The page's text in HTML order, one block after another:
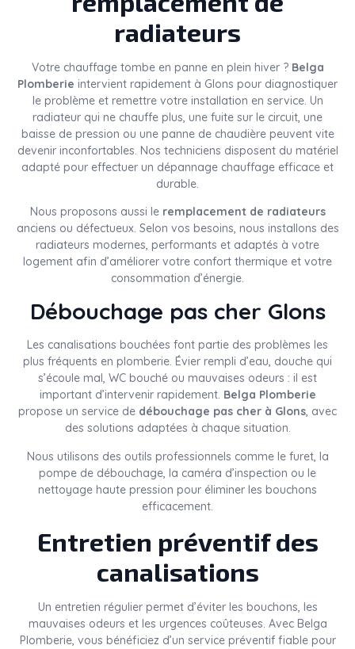
radiateurs
Votre chauffage tombe en panne en plein hiver ? Belga
Plomberie intervient rapidement à Glons pour diagnostiquer
le problème et remettre votre installation en service. Un
radiateur qui ne chauffe plus, une fuite sur le circuit, une
baisse de pression ou une panne de chaudière peuvent vite
devenir inconfortables. Nos techniciens disposent du matériel
adapté pour effectuer un dépannage chauffage efficace et
durable.
Nous proposons aussi le remplacement de radiateurs
anciens ou défectueux. Selon vos besoins, nous installons des
radiateurs modernes, performants et adaptés à votre
logement afin d’améliorer votre confort thermique et votre
consommation d’énergie.
Débouchage pas cher Glons
Les canalisations bouchées font partie des problèmes les
plus fréquents en plomberie. Évier rempli d’eau, douche qui
s’écoule mal, WC bouché ou mauvaises odeurs : il est
important d’intervenir rapidement. Belga Plomberie
propose un service de débouchage pas cher à Glons, avec
des solutions adaptées à chaque situation.
Nous utilisons des outils professionnels comme le furet, la
pompe de débouchage, la caméra d’inspection ou le
nettoyage haute pression pour éliminer les bouchons
efficacement.
Entretien préventif des
canalisations
Un entretien régulier permet d’éviter les bouchons, les
mauvaises odeurs et les urgences coûteuses. Avec Belga
Plomberie, vous bénéficiez d’un service préventif fiable pour